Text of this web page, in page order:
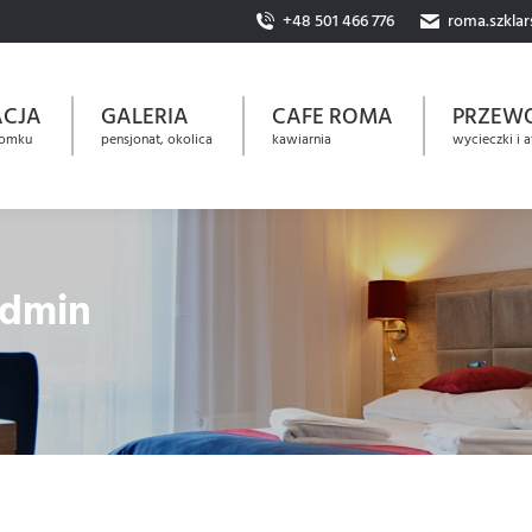
+48 501 466 776
GALERIA
pensjonat, okolica
CAFE ROMA
kawiarnia wycieczki i